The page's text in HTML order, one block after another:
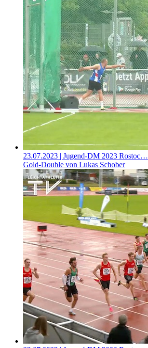
23.07.2023 | Jugend-DM 2023 Rostoc…
Gold-Double von Lukas Schober